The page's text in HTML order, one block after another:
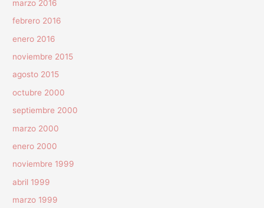
marzo 2016
febrero 2016
enero 2016
noviembre 2015
agosto 2015
octubre 2000
septiembre 2000
marzo 2000
enero 2000
noviembre 1999
abril 1999
marzo 1999